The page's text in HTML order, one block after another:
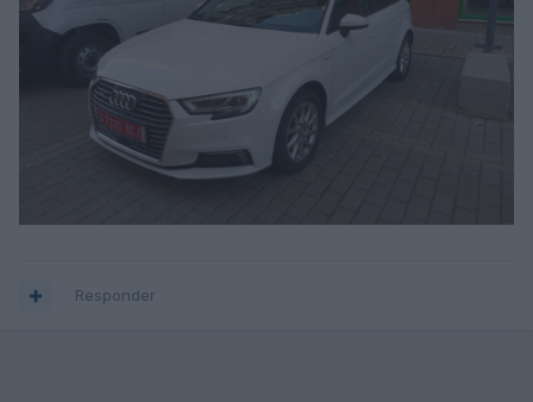
Responder